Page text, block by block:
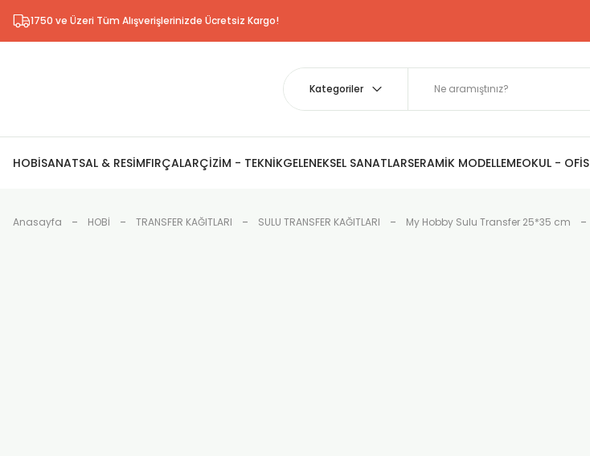
1750 ve Üzeri Tüm Alışverişlerinizde Ücretsiz Kargo!
HOBİSANATSAL & RESİMFIRÇALARÇİZİM - TEKNİKGELENEKSEL SANATLARSERAMİK MODELLEMEOKUL -
Anasayfa HOBİ TRANSFER KAĞITLARI SULU TRANSFER KAĞITLARI My Hobby Sulu Transfer 25*35 cm